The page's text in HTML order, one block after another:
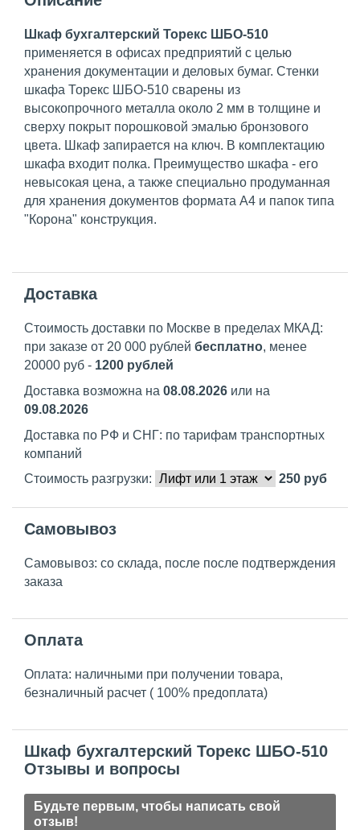
Шкаф бухгалтерский Торекс ШБО-510
применяется в офисах предприятий с целью
хранения документации и деловых бумаг. Стенки
шкафа Торекс ШБО-510 сварены из
высокопрочного металла около 2 мм в толщине и
сверху покрыт порошковой эмалью бронзового
цвета. Шкаф запирается на ключ. В комплектацию
шкафа входит полка. Преимущество шкафа - его
невысокая цена, а также специально продуманная
для хранения документов формата А4 и папок типа
"Корона" конструкция.
Доставка
Стоимость доставки по Москве в пределах МКАД:
при заказе от 20 000 рублей бесплатно, менее
20000 руб - 1200 рублей
Доставка возможна на 08.08.2026 или на
09.08.2026
Доставка по РФ и СНГ: по тарифам транспортных
компаний
Стоимость разгрузки:
250 руб
Самовывоз
Самовывоз: со склада, после после подтверждения
заказа
Оплата
Оплата: наличными при получении товара,
безналичный расчет ( 100% предоплата)
Шкаф бухгалтерский Торекс ШБО-510
Отзывы и вопросы
Будьте первым, чтобы написать свой
отзыв!